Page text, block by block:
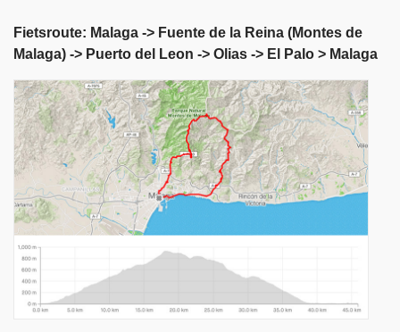
Fietsroute: Malaga -> Fuente de la Reina (Montes de
Malaga) -> Puerto del Leon -> Olias -> El Palo > Malaga